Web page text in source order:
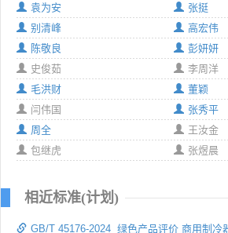
袁为安
张挺
别清峰
高宏伟
陈敬良
彭妍妍
史俊茹
李周洋
毛洪财
董颖
闫伟国
张秀平
周全
王汝金
包继虎
张煜晨
相近标准(计划)
GB/T 45176-2024 绿色产品评价 商用制冷